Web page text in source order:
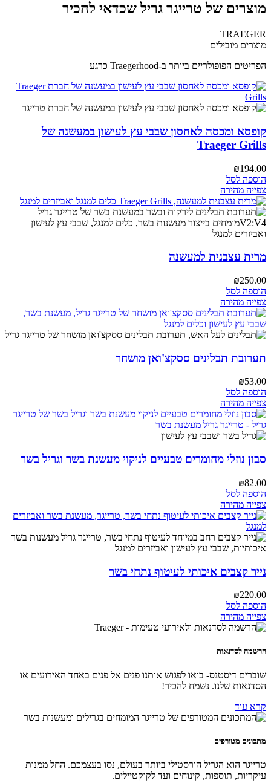
מוצרים של טרייגר גריל שכדאי להכיר
TRAEGER
מוצרים מובילים
הפריטים הפופולריים ביותר ב-Traegerhood כרגע
קופסא ומכסה לאחסון שבבי עץ לעישון במעשנה של
Traeger Grills
₪194.00
הוספה לסל
צפייה מהירה
מרית עצבנית למעשנה
₪250.00
הוספה לסל
צפייה מהירה
תערובת תבלינים ססקצ'ואן מושחר
₪53.00
הוספה לסל
צפייה מהירה
סבון נוזלי מחומרים טבעיים לניקוי מעשנת בשר וגריל בשר
₪82.00
הוספה לסל
צפייה מהירה
נייר קצבים איכותי לעיטוף נתחי בשר
₪220.00
הוספה לסל
צפייה מהירה
הרשמה לסדנאות
שוברים דיסטנס- בואו לפגוש אותנו פנים אל פנים באחד האירועים או
הסדנאות שלנו. נשמח להכיר!
קרא עוד
מתכונים מטורפים
טרייגר הוא הגריל הורסטילי ביותר בעולם, נסו בעצמכם. החל ממנות
עיקריות, תוספות, קינוחים ועד לקוקטיילים.